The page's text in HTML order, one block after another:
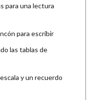
para una lectura
para escribir
las tablas de
y un recuerdo